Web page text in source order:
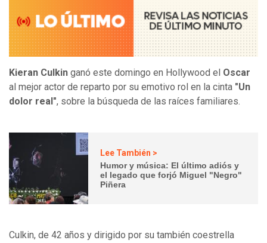
Kieran Culkin ganó este domingo en Hollywood el Oscar
al mejor actor de reparto por su emotivo rol en la cinta "Un
dolor real", sobre la búsqueda de las raíces familiares.
Lee También >
Humor y música: El último adiós y
el legado que forjó Miguel "Negro"
Piñera
Culkin, de 42 años y dirigido por su también coestrella